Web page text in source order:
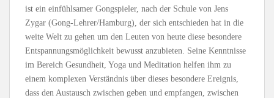
ist ein einfühlsamer Gongspieler, nach der Schule von Jens
Zygar (Gong-Lehrer/Hamburg), der sich entschieden hat in die
weite Welt zu gehen um den Leuten von heute diese besondere
Entspannungsmöglichkeit bewusst anzubieten. Seine Kenntnisse
im Bereich Gesundheit, Yoga und Meditation helfen ihm zu
einem komplexen Verständnis über dieses besondere Ereignis,
dass den Austausch zwischen geben und empfangen, zwischen